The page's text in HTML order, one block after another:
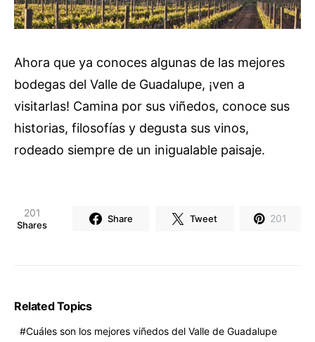
Ahora que ya conoces algunas de las mejores
bodegas del Valle de Guadalupe, ¡ven a
visitarlas! Camina por sus viñedos, conoce sus
historias, filosofías y degusta sus vinos,
rodeado siempre de un inigualable paisaje.
201
Shares
Share Tweet 201
Related Topics
Cuáles son los mejores viñedos del Valle de Guadalupe